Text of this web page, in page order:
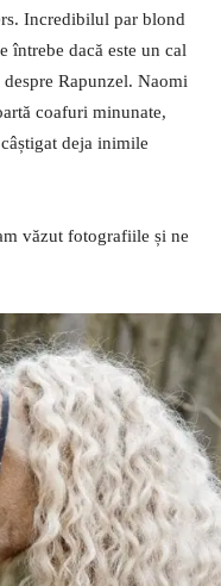
Incredibilul par blond
întrebe dacă este un cal
Rapunzel. Naomi
coafuri minunate,
deja inimile
văzut fotografiile și ne